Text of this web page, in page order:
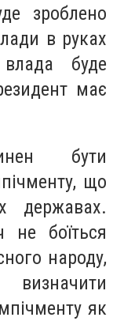
зроблено
в руках
буде
має
бути
що
державах.
не боїться
народу,
як